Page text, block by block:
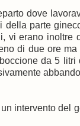
dove
parte
vi erano inoltre
di due ore
da 5
intervento del